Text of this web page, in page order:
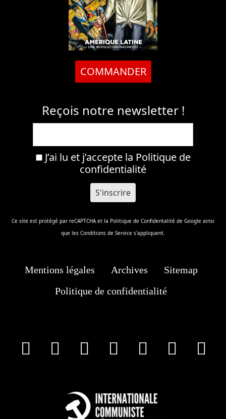
COMMANDER
Reçois notre newsletter !
J’ai lu et j’accepte la Politique de
confidentialité
Ce site est protégé par reCAPTCHA et la Politique de Confidentalité de Google ainsi
que les Conditions de Service s'appliquent.
Mentions légales Archives
Sitemap
Politique de confidentialité
facebookInstagram
Youtube
Tik Tok